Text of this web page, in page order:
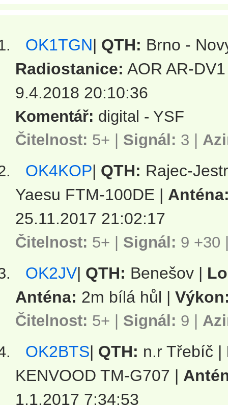
OK1TGN| QTH: Brno -
Radiostanice: AOR AR-
9.4.2018 20:10:36
Komentář: digital - YSF
Čitelnost: 5+ | Signál: 3
OK4KOP| QTH: Rajec-
Yaesu FTM-100DE |
25.11.2017 21:02:17
Čitelnost: 5+ | Signál: 9 +30
OK2JV| QTH: Benešov |
Anténa: 2m bílá hůl |
Čitelnost: 5+ | Signál: 9
OK2BTS| QTH: n.r Třebíč |
KENVOOD TM-G707 |
1.1.2017 7:34:53